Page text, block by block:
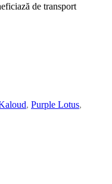
de transport
, Purple Lotus,